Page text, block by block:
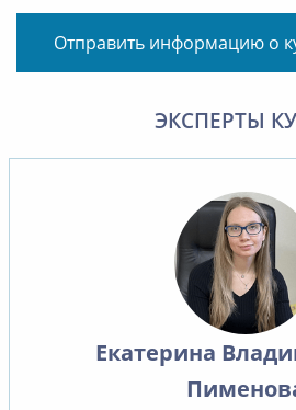
Отправить информацию о
ЭКСПЕРТЫ
Екатерина